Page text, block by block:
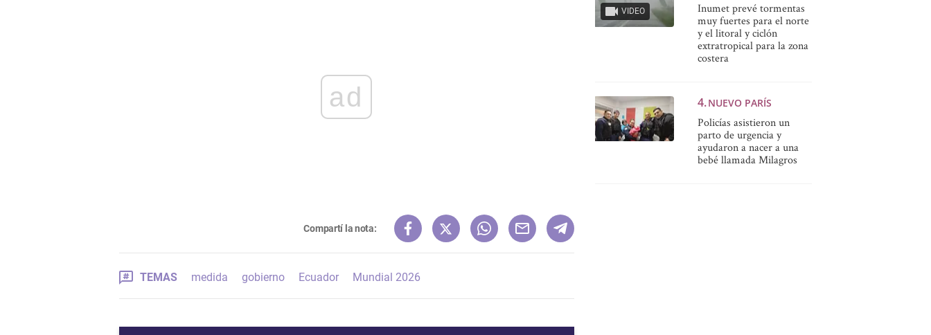
ad
Compartí la nota:
TEMAS medida gobierno Ecuador Mundial 2026
VIDEO
Inumet prevé tormentas
muy fuertes para el norte
y el litoral y ciclón
extratropical para la zona
costera
NUEVO PARÍS
Policías asistieron un
parto de urgencia y
ayudaron a nacer a una
bebé llamada Milagros